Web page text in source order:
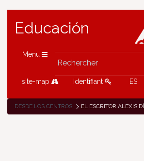
Educación
Menu
site-map Identifiant ES
DESDE LOS CENTROS EL ESCRITOR ALEXIS DÍAZ-PIMIENTA EN EL IES VALLE DEL EBRO